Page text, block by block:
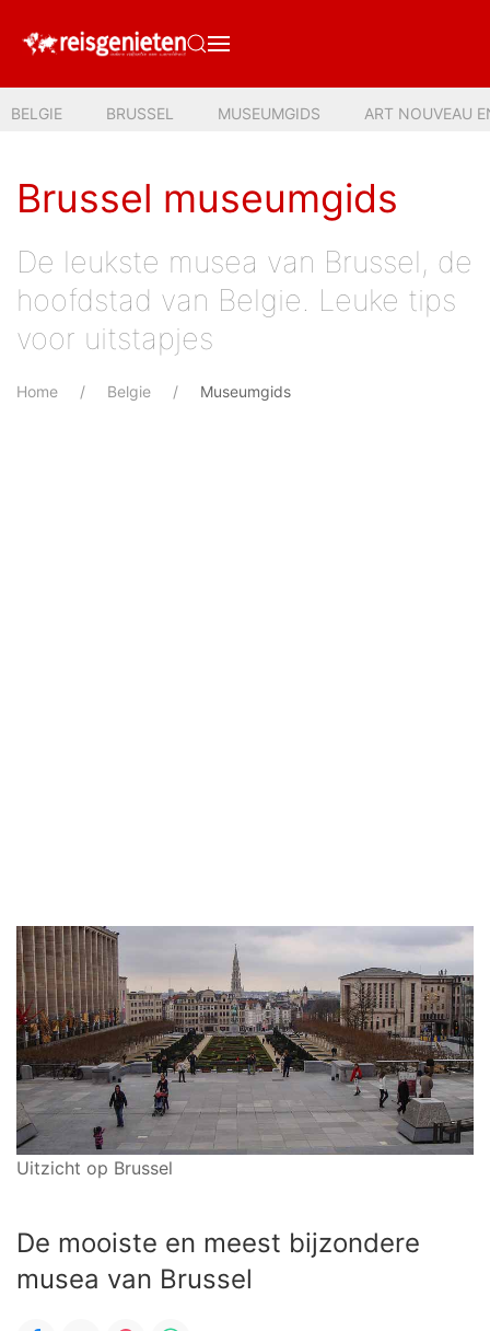
BELGIE BRUSSEL MUSEUMGIDS ART NOUVEAU
Brussel museumgids
De leukste musea van Brussel, de
hoofdstad van Belgie. Leuke tips
voor uitstapjes
Home Belgie Museumgids
Uitzicht op Brussel
De mooiste en meest bijzondere
musea van Brussel